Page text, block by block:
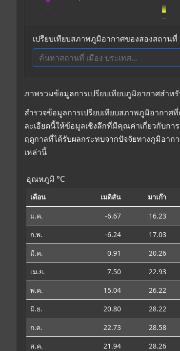
เปรียบเทียบสภาพภูมิอากาศของสองสถานที่
ภาพรวมข้อมูลการเปรียบเทียบภูมิอากาศสำหรั
สำรวจข้อมูลการเปรียบเทียบสภาพภูมิอากาศ
ละเอียดนี้ให้ข้อมูลเชิงลึกที่มีคุณค่าเกี่ยวกับก
ฤดูกาลที่ได้รับผลกระทบจากปัจจัยทางภูมิอา
เหล่านี้
อุณหภูมิ °C
เดือน เมดิสัน มาเก๊า
ม.ค. -6.67 16.23
ก.พ.
-6.24 17.03
มี.ค.
0.91 20.26
เม.ย.
7.50 22.93
พ.ค.
15.04 26.22
มิ.ย.
20.80 28.22
ก.ค.
22.73 28.58
ส.ค.
21.94 28.26